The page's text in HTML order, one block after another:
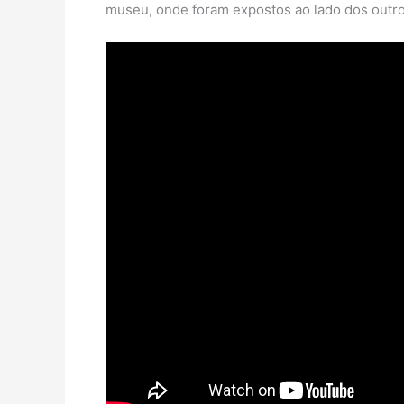
museu, onde foram expostos ao lado dos